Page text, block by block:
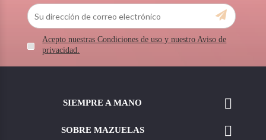
Acepto nuestras Condiciones de uso y nuestro Aviso de
privacidad.
SIEMPRE A MANO 
SOBRE MAZUELAS 